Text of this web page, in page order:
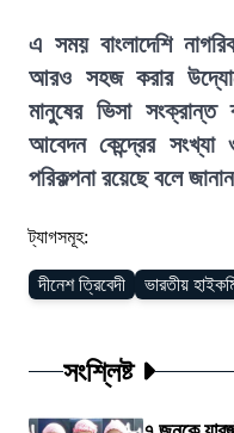
এ সময় বাংলাদেশি
আরও সহজ করার
মানুষের ভিসা
আবেদন কেন্দ্রের সংখ্যা
পরিকল্পনা রয়েছে বলে
ট্যাগসমূহ:
দীনেশ ত্রিবেদী ভারতীয়
সংশ্লিষ্ট